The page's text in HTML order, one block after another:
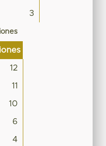
3
12
11
10
6
4